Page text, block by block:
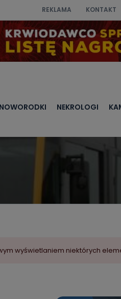
REKLAMA KONTAKT
NOWORODKI NEKROLOGI
wyświetlaniem niektórych